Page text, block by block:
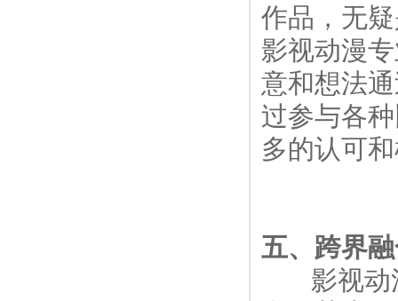
作品，无
影视动漫
意和想法
过参与各
多的认可
五、跨界
影视动漫